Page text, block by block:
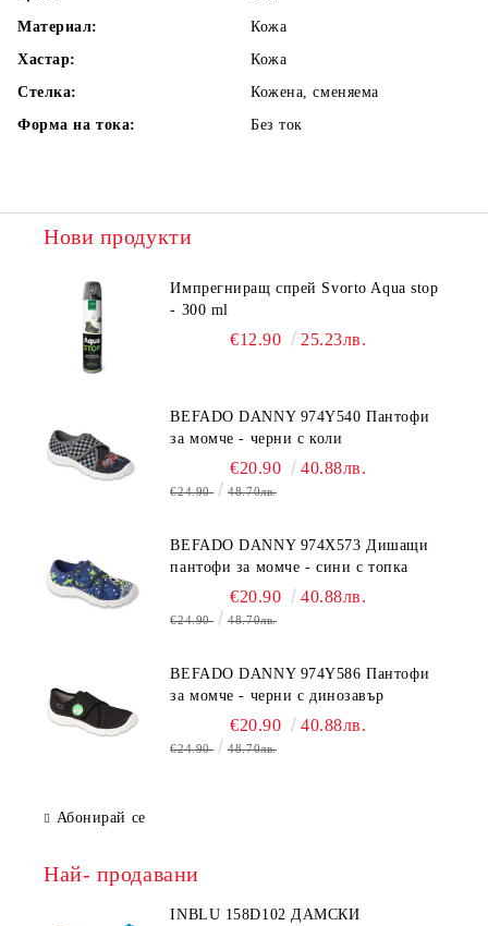
Материал:
Кожа
Хастар:
Кожа
Стелка:
Кожена, сменяема
Форма на тока:
Без ток
Нови продукти
Импрегниращ спрей Svorto Aqua stop
- 300 ml
€12.90 25.23лв.
BEFADO DANNY 974Y540 Пантофи
за момче - черни с коли
€20.90 40.88лв.
€24.90 48.70лв.
BEFADO DANNY 974X573 Дишащи
пантофи за момче - сини с топка
€20.90 40.88лв.
€24.90 48.70лв.
BEFADO DANNY 974Y586 Пантофи
за момче - черни с динозавър
€20.90 40.88лв.
€24.90 48.70лв.
Абонирай се
Най- продавани
INBLU 158D102 ДАМСКИ